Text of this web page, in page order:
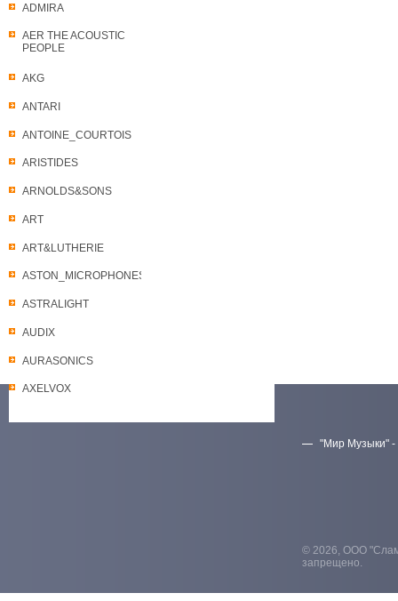
ADMIRA
AER THE ACOUSTIC
PEOPLE
AKG
ANTARI
ANTOINE_COURTOIS
ARISTIDES
ARNOLDS&SONS
ART
ART&LUTHERIE
ASTON_MICROPHONES
ASTRALIGHT
AUDIX
AURASONICS
AXELVOX
"Мир Музыки" -
© 2026, ООО
запрещено.